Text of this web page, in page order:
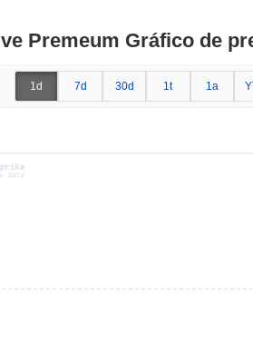
Premeum Gráfico de
1d 7d 30d 1t 1a